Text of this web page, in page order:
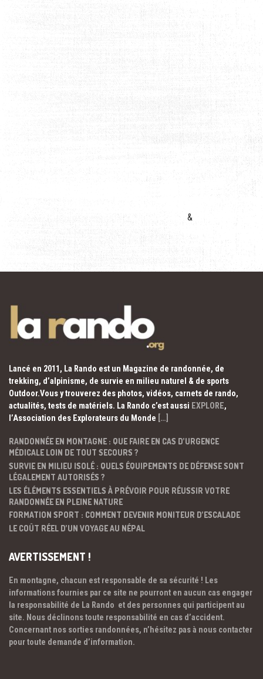
&
Lancé en 2011, La Rando est un Magazine de randonnée, de
trekking, d’alpinisme, de survie en milieu naturel & de sports
Outdoor.Vous y trouverez des photos, vidéos, carnets de rando,
actualités, tests de matériels. La Rando c’est aussi EXPLORE,
l’Association des Explorateurs du Monde […]
RANDONNÉE EN MONTAGNE : QUE FAIRE EN CAS D’URGENCE
MÉDICALE LOIN DE TOUT SECOURS ?
SURVIE EN MILIEU ISOLÉ : QUELS ÉQUIPEMENTS DE DÉFENSE SONT
LÉGALEMENT AUTORISÉS ?
LES ÉLÉMENTS ESSENTIELS À PRÉVOIR POUR RÉUSSIR VOTRE
RANDONNÉE EN PLEINE NATURE
FORMATION SPORT : COMMENT DEVENIR MONITEUR D’ESCALADE
LE COÛT RÉEL D’UN VOYAGE AU NÉPAL
AVERTISSEMENT !
En montagne, chacun est responsable de sa sécurité ! Les
informations fournies par ce site ne pourront en aucun cas engager
la responsabilité de La Rando et des personnes qui participent au
site. Nous déclinons toute responsabilité en cas d’accident.
Concernant nos sorties randonnées, n’hésitez pas à nous contacter
pour toute demande d’information.